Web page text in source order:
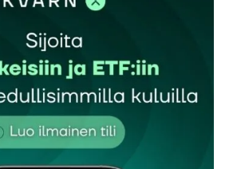
ei julkaista.Pakolliset
*